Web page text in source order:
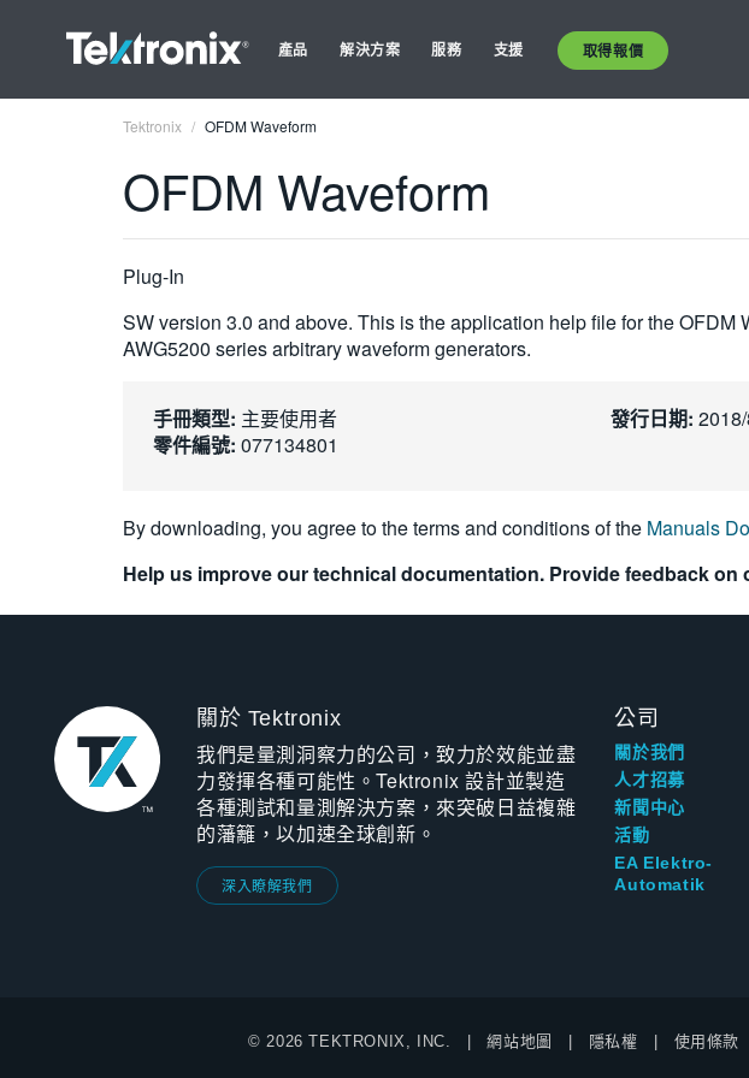
產品 解決方案 服務 支援 取得報價
Tektronix OFDM Waveform
OFDM Waveform
Plug-In
SW version 3.0 and above. This is the application help file for the
AWG5200 series arbitrary waveform generators.
手冊類型: 主要使用者
零件編號: 077134801
發行日期:
By downloading, you agree to the terms and conditions of the Manuals
Help us improve our technical documentation. Provide feedback on
關於 Tektronix
我們是量測洞察力的公司，致力於效能並盡
力發揮各種可能性。Tektronix 設計並製造
各種測試和量測解決方案，來突破日益複雜
的藩籬，以加速全球創新。
深入瞭解我們
公司
關於我們
人才招募
新聞中心
活動
EA Elektro-
Automatik
© 2026 TEKTRONIX, INC. 網站地圖 隱私權 使用條款